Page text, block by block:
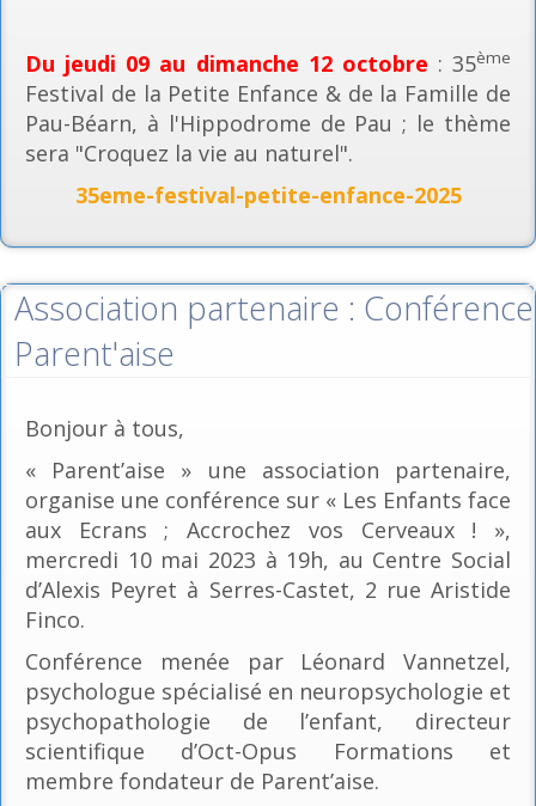
Du jeudi 09 au dimanche 12 octobre : 35ème
Festival de la Petite Enfance & de la Famille de
Pau-Béarn, à l'Hippodrome de Pau ; le thème
sera "Croquez la vie au naturel".
35eme-festival-petite-enfance-2025
Association partenaire : Conférence
Parent'aise
Bonjour à tous,
« Parent’aise » une association partenaire,
organise une conférence sur « Les Enfants face
aux Ecrans ; Accrochez vos Cerveaux ! »,
mercredi 10 mai 2023 à 19h, au Centre Social
d’Alexis Peyret à Serres-Castet, 2 rue Aristide
Finco.
Conférence menée par Léonard Vannetzel,
psychologue spécialisé en neuropsychologie et
psychopathologie de l’enfant, directeur
scientifique d’Oct-Opus Formations et
membre fondateur de Parent’aise.